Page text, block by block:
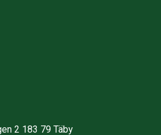
2 183 79 Täby